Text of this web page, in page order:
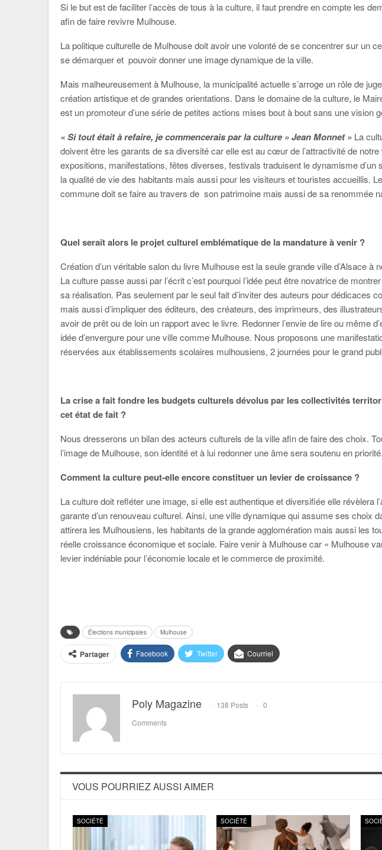
Si le but est de faciliter l’accès de tous à la culture, il faut prendre en compte les
afin de faire revivre Mulhouse.
La politique culturelle de Mulhouse doit avoir une volonté de se concentrer sur un
se démarquer et pouvoir donner une image dynamique de la ville.
Mais malheureusement à Mulhouse, la municipalité actuelle s’arroge un rôle de
création artistique et de grandes orientations. Dans le domaine de la culture, le
est un promoteur d’une série de petites actions mises bout à bout sans une vision
« Si tout était à refaire, je commencerais par la culture » Jean Monnet » La
doivent être les garants de sa diversité car elle est au cœur de l’attractivité de
expositions, manifestations, fêtes diverses, festivals traduisent le dynamisme d’un
la qualité de vie des habitants mais aussi pour les visiteurs et touristes accueillis.
commune doit se faire au travers de son patrimoine mais aussi de sa renommée
Quel serait alors le projet culturel emblématique de la mandature à venir ?
Création d’un véritable salon du livre Mulhouse est la seule grande ville d’Alsace à
La culture passe aussi par l’écrit c’est pourquoi l’idée peut être novatrice de
sa réalisation. Pas seulement par le seul fait d’inviter des auteurs pour dédicaces
mais aussi d’impliquer des éditeurs, des créateurs, des imprimeurs, des
avoir de prêt ou de loin un rapport avec le livre. Redonner l’envie de lire ou même
idée d’envergure pour une ville comme Mulhouse. Nous proposons une
réservées aux établissements scolaires mulhousiens, 2 journées pour le grand
La crise a fait fondre les budgets culturels dévolus par les collectivités
cet état de fait ?
Nous dresserons un bilan des acteurs culturels de la ville afin de faire des choix.
l’image de Mulhouse, son identité et à lui redonner une âme sera soutenu en priorité.
Comment la culture peut-elle encore constituer un levier de croissance ?
La culture doit refléter une image, si elle est authentique et diversifiée elle révèlera
garante d’un renouveau culturel. Ainsi, une ville dynamique qui assume ses choix
attirera les Mulhousiens, les habitants de la grande agglomération mais aussi les
réelle croissance économique et sociale. Faire venir à Mulhouse car « Mulhouse
levier indéniable pour l’économie locale et le commerce de proximité.
Élections municipales Mulhouse
Partager Facebook Twitter Courriel
Poly Magazine 138 Posts
0
Comments
VOUS POURRIEZ AUSSI AIMER
SOCIÉTÉ SOCIÉTÉ